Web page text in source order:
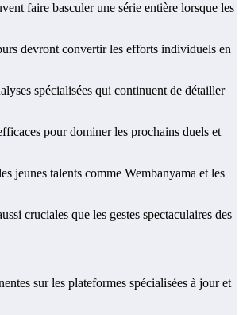
faire basculer une série entière lorsque les
devront convertir les efforts individuels en
spécialisées qui continuent de détailler
pour dominer les prochains duels et
jeunes talents comme Wembanyama et les
cruciales que les gestes spectaculaires des
sur les plateformes spécialisées à jour et